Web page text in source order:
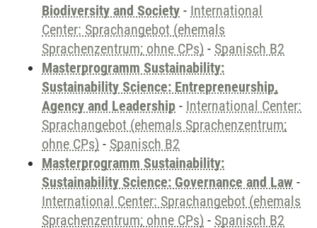
Biodiversity and Society - International
Center: Sprachangebot (ehemals
Sprachenzentrum; ohne CPs) - Spanisch B2
Masterprogramm Sustainability:
Sustainability Science: Entrepreneurship,
Agency and Leadership - International Center:
Sprachangebot (ehemals Sprachenzentrum;
ohne CPs) - Spanisch B2
Masterprogramm Sustainability:
Sustainability Science: Governance and Law -
International Center: Sprachangebot (ehemals
Sprachenzentrum; ohne CPs) - Spanisch B2